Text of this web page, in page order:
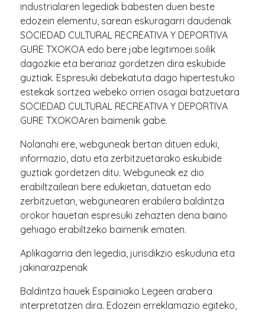
industrialaren legediak babesten duen beste
edozein elementu, sarean eskuragarri daudenak
SOCIEDAD CULTURAL RECREATIVA Y DEPORTIVA
GURE TXOKOA edo bere jabe legitimoei soilik
dagozkie eta berariaz gordetzen dira eskubide
guztiak. Espresuki debekatuta dago hipertestuko
estekak sortzea webeko orrien osagai batzuetara
SOCIEDAD CULTURAL RECREATIVA Y DEPORTIVA
GURE TXOKOAren baimenik gabe.
Nolanahi ere, webguneak bertan dituen eduki,
informazio, datu eta zerbitzuetarako eskubide
guztiak gordetzen ditu. Webguneak ez dio
erabiltzaileari bere edukietan, datuetan edo
zerbitzuetan, webgunearen erabilera baldintza
orokor hauetan espresuki zehazten dena baino
gehiago erabiltzeko baimenik ematen.
Aplikagarria den legedia, jurisdikzio eskuduna eta
jakinarazpenak
Baldintza hauek Espainiako Legeen arabera
interpretatzen dira. Edozein erreklamazio egiteko,